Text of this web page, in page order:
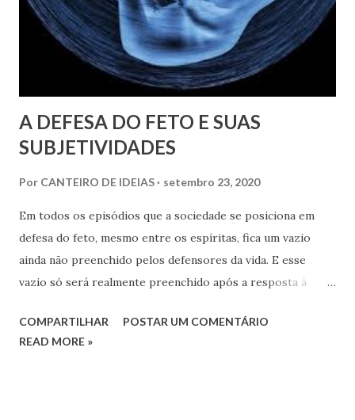
A DEFESA DO FETO E SUAS
SUBJETIVIDADES
Por CANTEIRO DE IDEIAS setembro 23, 2020
Em todos os episódios que a sociedade se posiciona em
defesa do feto, mesmo entre os espíritas, fica um vazio
ainda não preenchido pelos defensores da vida. E esse
vazio só será realmente preenchido após a resposta à
Kardec faz um convite vibrante para os espíritas acerca
desse assunto, quando ele se refere ao conceito espírita de
COMPARTILHAR
POSTAR UM COMENTÁRIO
READ MORE »